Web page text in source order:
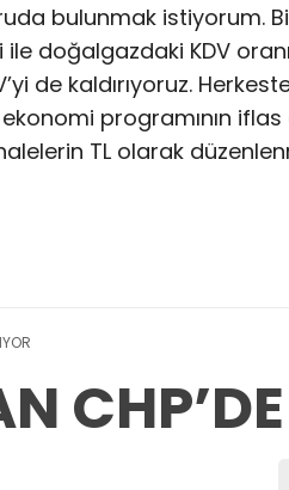
bulunmak istiyorum.
doğalgazdaki KDV
de kaldırıyoruz.
programının
TL olarak